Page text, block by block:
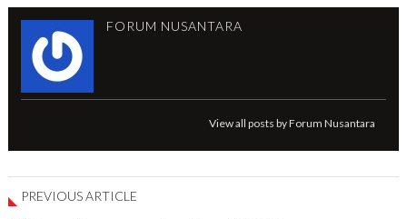
FORUM NUSANTARA
View all posts by Forum Nusantara
PREVIOUS ARTICLE